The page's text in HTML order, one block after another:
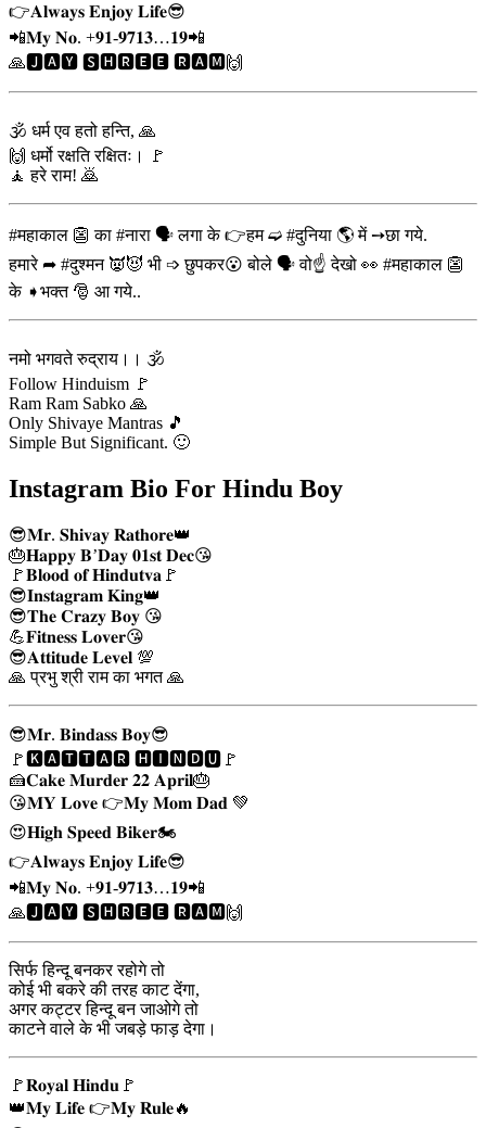
👉𝐀𝐥𝐰𝐚𝐲𝐬 𝐄𝐧𝐣𝐨𝐲 𝐋𝐢𝐟𝐞😎
📲𝐌𝐲 𝐍𝐨. +𝟗𝟏-𝟗𝟕𝟏𝟑…𝟏𝟗📲
🙏🅹🅰🆈 🆂🅷🆁🅴🅴 🆁🅰🅼🙌
🕉️ धर्म एव हतो हन्ति, 🙏
🙌 धर्मो रक्षति रक्षितः। 🚩
🧘 हरे राम! 🙇
#महाकाल 👺 का #नारा 🗣 लगा के 👉हम ➫ #दुनिया 🌎 में ➙छा गये.
हमारे ➦ #दुश्मन 👿😈 भी ➩ छुपकर😮 बोले 🗣 वो☝ देखो 👀 #महाकाल 👺
के ➧भक्त 🎅 आ गये..
नमो भगवते रुद्राय।। 🕉
Follow Hinduism 🚩
Ram Ram Sabko 🙏
Only Shivaye Mantras 🎵
Simple But Significant. 🙂
Instagram Bio For Hindu Boy
😎𝐌𝐫. 𝐒𝐡𝐢𝐯𝐚𝐲 𝐑𝐚𝐭𝐡𝐨𝐫𝐞👑
🎂𝐇𝐚𝐩𝐩𝐲 𝐁’𝐃𝐚𝐲 𝟎𝟏𝐬𝐭 𝐃𝐞𝐜😘
🚩𝐁𝐥𝐨𝐨𝐝 𝐨𝐟 𝐇𝐢𝐧𝐝𝐮𝐭𝐯𝐚🚩
😎𝐈𝐧𝐬𝐭𝐚𝐠𝐫𝐚𝐦 𝐊𝐢𝐧𝐠👑
😎𝐓𝐡𝐞 𝐂𝐫𝐚𝐳𝐲 𝐁𝐨𝐲 😘
💪𝐅𝐢𝐭𝐧𝐞𝐬𝐬 𝐋𝐨𝐯𝐞𝐫😘
😎𝐀𝐭𝐭𝐢𝐭𝐮𝐝𝐞 𝐋𝐞𝐯𝐞𝐥 💯
🙏 प्रभु श्री राम का भगत 🙏
😎𝐌𝐫. 𝐁𝐢𝐧𝐝𝐚𝐬𝐬 𝐁𝐨𝐲😎
🚩🅺🅰🆃🆃🅰🆁 🅷🅸🅽🅳🆄🚩
🍰𝐂𝐚𝐤𝐞 𝐌𝐮𝐫𝐝𝐞𝐫 𝟐𝟐 𝐀𝐩𝐫𝐢𝐥🎂
😘𝐌𝐘 𝐋𝐨𝐯𝐞 👉𝐌𝐲 𝐌𝐨𝐦 𝐃𝐚𝐝 💚
😍𝐇𝐢𝐠𝐡 𝐒𝐩𝐞𝐞𝐝 𝐁𝐢𝐤𝐞𝐫🏍
👉𝐀𝐥𝐰𝐚𝐲𝐬 𝐄𝐧𝐣𝐨𝐲 𝐋𝐢𝐟𝐞😎
📲𝐌𝐲 𝐍𝐨. +𝟗𝟏-𝟗𝟕𝟏𝟑…𝟏𝟗📲
🙏🅹🅰🆈 🆂🅷🆁🅴🅴 🆁🅰🅼🙌
सिर्फ हिन्दू बनकर रहोगे तो
कोई भी बकरे की तरह काट देंगा,
अगर कट्टर हिन्दू बन जाओगे तो
काटने वाले के भी जबड़े फाड़ देगा।
🚩𝐑𝐨𝐲𝐚𝐥 𝐇𝐢𝐧𝐝𝐮🚩
👑𝐌𝐲 𝐋𝐢𝐟𝐞 👉𝐌𝐲 𝐑𝐮𝐥𝐞🔥